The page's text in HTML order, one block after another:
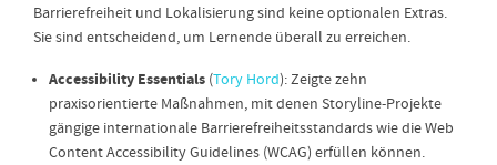
Barrierefreiheit und Lokalisierung sind keine optionalen Extras.
Sie sind entscheidend, um Lernende überall zu erreichen.
Accessibility Essentials (Tory Hord): Zeigte zehn
praxisorientierte Maßnahmen, mit denen Storyline-Projekte
gängige internationale Barrierefreiheitsstandards wie die Web
Content Accessibility Guidelines (WCAG) erfüllen können.